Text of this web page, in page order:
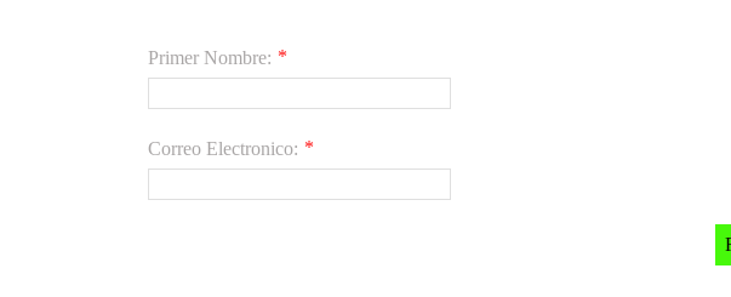
Primer Nombre: *
Correo Electronico: *